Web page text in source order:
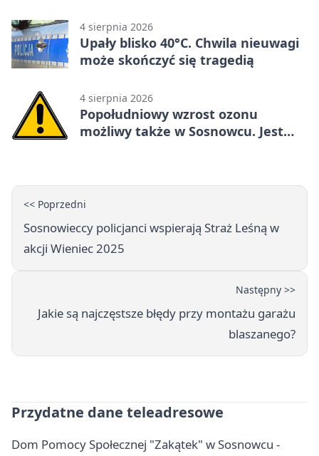
4 sierpnia 2026
Upały blisko 40°C. Chwila nieuwagi
może skończyć się tragedią
4 sierpnia 2026
Popołudniowy wzrost ozonu
możliwy także w Sosnowcu. Jest
<< Poprzedni
Sosnowieccy policjanci wspierają Straż Leśną w
akcji Wieniec 2025
Następny >>
Jakie są najczęstsze błędy przy montażu garażu
blaszanego?
Przydatne dane teleadresowe
Dom Pomocy Społecznej "Zakątek" w Sosnowcu -